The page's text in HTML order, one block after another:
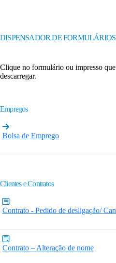
DISPENSADOR DE FORMULÁRIOS
Clique no formulário ou impresso
descarregar.
Empregos
Bolsa de Emprego
Clientes e Contratos
Contrato - Pedido de desligação/
Contrato – Alteração de nome